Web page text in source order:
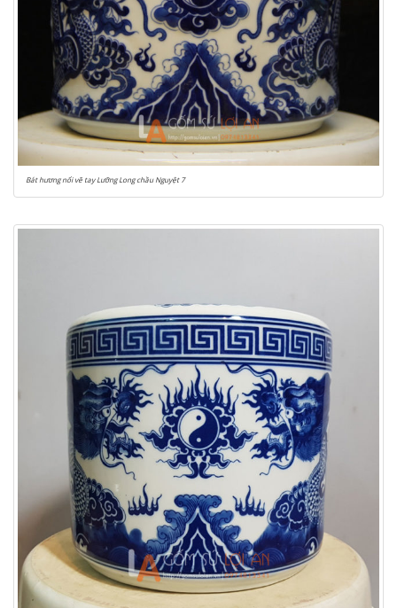
Bát hương nổi vẽ tay Lưỡng Long chầu Nguyệt 7